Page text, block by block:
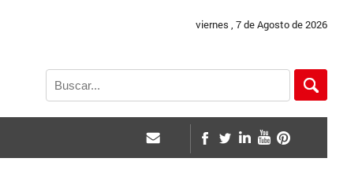
viernes , 7 de Agosto de 2026